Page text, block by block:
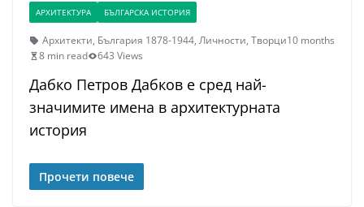
АРХИТЕКТУРА БЪЛГАРСКА ИСТОРИЯ
Архитекти, България 1878-1944, Личности, Творци10 months
8 min read
643 Views
Дабко Петров Дабков е сред най-
значимите имена в архитектурната
история
Прочети повече